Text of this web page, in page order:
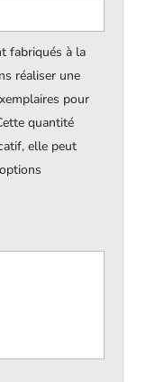
fabriqués à la
réaliser une
pour
quantité
elle peut